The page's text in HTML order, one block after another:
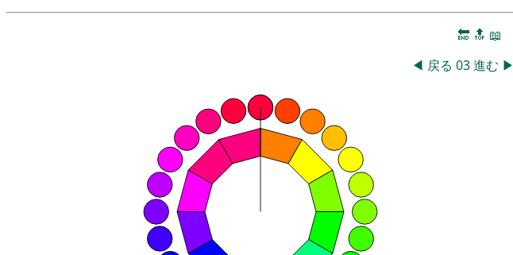
🔚 🔝 📖
◀ 戻る 03進む ▶